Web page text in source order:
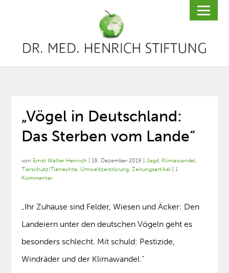
„Vögel in Deutschland:
Das Sterben vom Lande“
von Ernst Walter Henrich |18. Dezember 2019 |Jagd, Klimawandel,
Tierschutz/Tierrechte, Umweltzerstörung,Zeitungsartikel |1
Kommentar
„Ihr Zuhause sind Felder, Wiesen und Äcker: Den
Landeiern unter den deutschen Vögeln geht es
besonders schlecht. Mit schuld: Pestizide,
Windräder und der Klimawandel.“